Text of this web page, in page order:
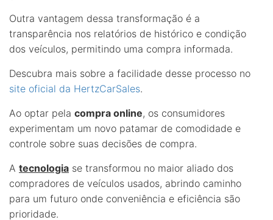
Outra vantagem dessa transformação é a
transparência nos relatórios de histórico e condição
dos veículos, permitindo uma compra informada.
Descubra mais sobre a facilidade desse processo no
site oficial da HertzCarSales.
Ao optar pela compra online, os consumidores
experimentam um novo patamar de comodidade e
controle sobre suas decisões de compra.
A tecnologia se transformou no maior aliado dos
compradores de veículos usados, abrindo caminho
para um futuro onde conveniência e eficiência são
prioridade.